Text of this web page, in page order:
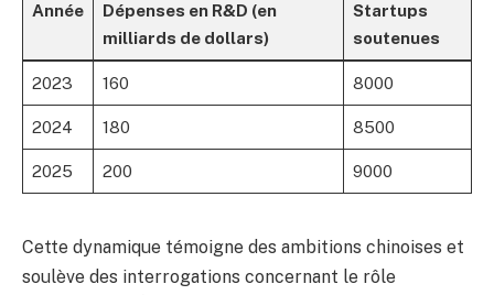
Année
Dépenses en R&D (en
milliards de dollars)
Startups
soutenues
2023 160 8000
2024 180 8500
2025 200 9000
Cette dynamique témoigne des ambitions chinoises et
soulève des interrogations concernant le rôle